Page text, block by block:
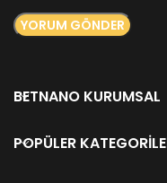
BETNANO KURUMSAL
POPÜLER